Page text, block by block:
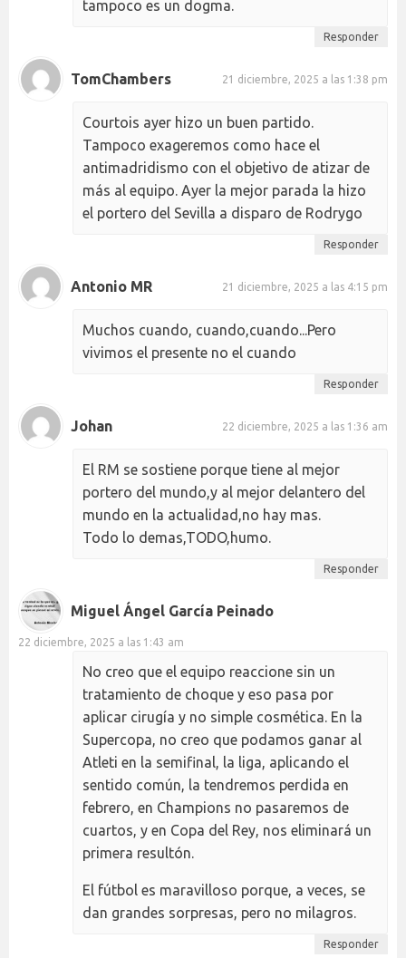
tampoco es un dogma.
Responder
TomChambers 21 diciembre, 2025 a las 1:38 pm
Courtois ayer hizo un buen partido.
Tampoco exageremos como hace el
antimadridismo con el objetivo de atizar de
más al equipo. Ayer la mejor parada la hizo
el portero del Sevilla a disparo de Rodrygo
Responder
Antonio MR 21 diciembre, 2025 a las 4:15 pm
Muchos cuando, cuando,cuando...Pero
vivimos el presente no el cuando
Responder
Johan 22 diciembre, 2025 a las 1:36 am
El RM se sostiene porque tiene al mejor
portero del mundo,y al mejor delantero del
mundo en la actualidad,no hay mas.
Todo lo demas,TODO,humo.
Responder
Miguel Ángel García Peinado
22 diciembre, 2025 a las 1:43 am
No creo que el equipo reaccione sin un
tratamiento de choque y eso pasa por
aplicar cirugía y no simple cosmética. En la
Supercopa, no creo que podamos ganar al
Atleti en la semifinal, la liga, aplicando el
sentido común, la tendremos perdida en
febrero, en Champions no pasaremos de
cuartos, y en Copa del Rey, nos eliminará un
primera resultón.
El fútbol es maravilloso porque, a veces, se
dan grandes sorpresas, pero no milagros.
Responder